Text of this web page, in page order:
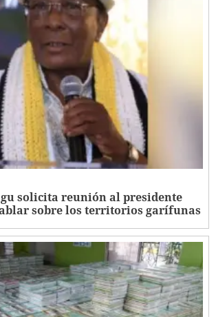
solicita reunión al presidente
sobre los territorios garífunas